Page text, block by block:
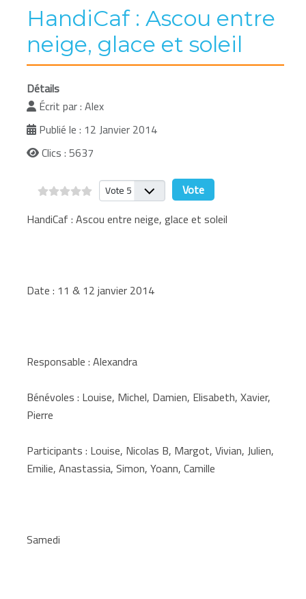
HandiCaf : Ascou entre
neige, glace et soleil
Détails
Écrit par :Alex
Publié le : 12 Janvier 2014
Clics : 5637
Veuillez voter
HandiCaf : Ascou entre neige, glace et soleil
Date : 11 & 12 janvier 2014
Responsable : Alexandra
Bénévoles : Louise, Michel, Damien, Elisabeth, Xavier,
Pierre
Participants : Louise, Nicolas B, Margot, Vivian, Julien,
Emilie, Anastassia, Simon, Yoann, Camille
Samedi